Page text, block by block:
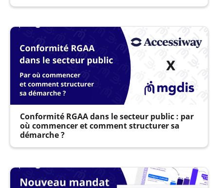
Conformité RGAA dans le secteur public : par
où commencer et comment structurer sa
démarche ?